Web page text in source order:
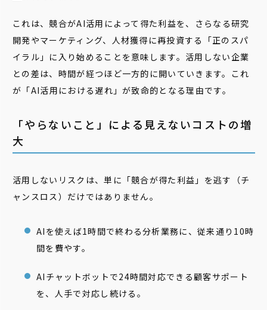
これは、競合がAI活用によって得た利益を、さらなる研究
開発やマーケティング、人材獲得に再投資する「正のスパ
イラル」に入り始めることを意味します。活用しない企業
との差は、時間が経つほど一方的に開いていきます。これ
が「AI活用における遅れ」が致命的となる理由です。
「やらないこと」による見えないコストの増
大
活用しないリスクは、単に「競合が得た利益」を逃す（チ
ャンスロス）だけではありません。
AIを使えば1時間で終わる分析業務に、従来通り10時
間を費やす。
AIチャットボットで24時間対応できる顧客サポート
を、人手で対応し続ける。